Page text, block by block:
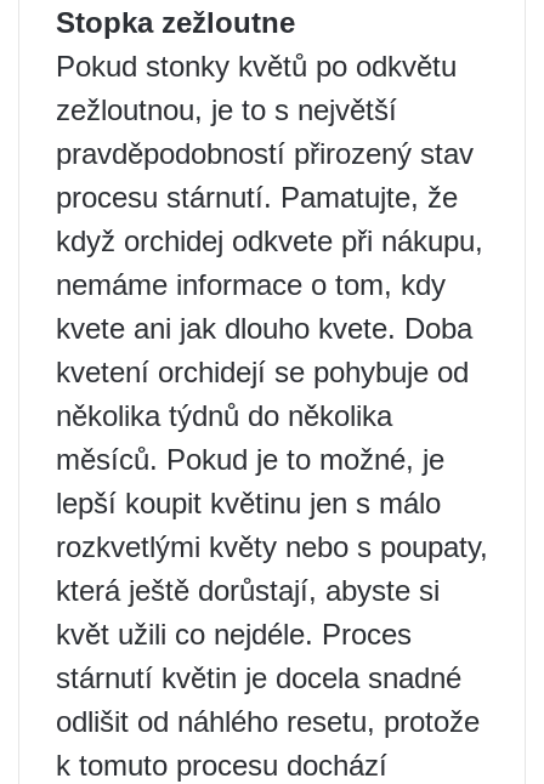
Stopka zežloutne
Pokud stonky květů po odkvětu
zežloutnou, je to s největší
pravděpodobností přirozený stav
procesu stárnutí. Pamatujte, že
když orchidej odkvete při nákupu,
nemáme informace o tom, kdy
kvete ani jak dlouho kvete. Doba
kvetení orchidejí se pohybuje od
několika týdnů do několika
měsíců. Pokud je to možné, je
lepší koupit květinu jen s málo
rozkvetlými květy nebo s poupaty,
která ještě dorůstají, abyste si
květ užili co nejdéle. Proces
stárnutí květin je docela snadné
odlišit od náhlého resetu, protože
k tomuto procesu dochází